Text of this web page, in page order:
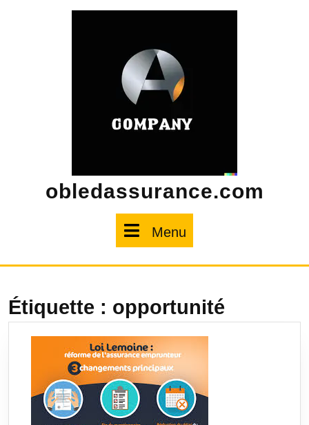
obledassurance.com
Menu
Étiquette : opportunité